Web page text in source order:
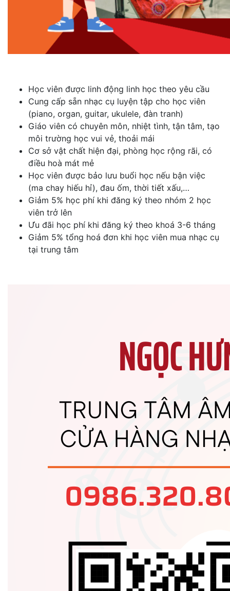
Học viên được linh động linh học theo yêu cầu
Cung cấp sẵn nhạc cụ luyện tập cho học viên
(piano, organ, guitar, ukulele, đàn tranh)
Giáo viên có chuyên môn, nhiệt tình, tận tâm, tạo
môi trường học vui vẻ, thoải mái
Cơ sở vật chất hiện đại, phòng học rộng rãi, có
điều hoà mát mẻ
Học viên được bảo lưu buổi học nếu bận việc
(ma chay hiếu hỉ), đau ốm, thời tiết xấu,…
Giảm 5% học phí khi đăng ký theo nhóm 2 học
viên trở lên
Ưu đãi học phí khi đăng ký theo khoá 3-6 tháng
Giảm 5% tổng hoá đơn khi học viên mua nhạc cụ
tại trung tâm